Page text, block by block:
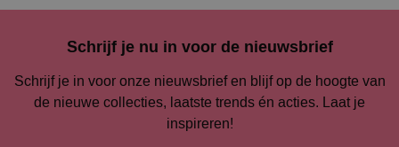
Schrijf je nu in voor de nieuwsbrief
Schrijf je in voor onze nieuwsbrief en blijf op de hoogte van
de nieuwe collecties, laatste trends én acties. Laat je
inspireren!